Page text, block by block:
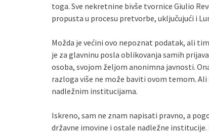
toga. Sve nekretnine bivše tvornice Giulio
propusta u procesu pretvorbe, uključujući i
Možda je većini ovo nepoznat podatak, ali
je za glavninu posla oblikovanja samih
osoba, svojom željom anonimna javnosti.
razloga više ne može baviti ovom temom.
nadležnim institucijama.
Iskreno, sam ne znam napisati pravno, a
državne imovine i ostale nadležne